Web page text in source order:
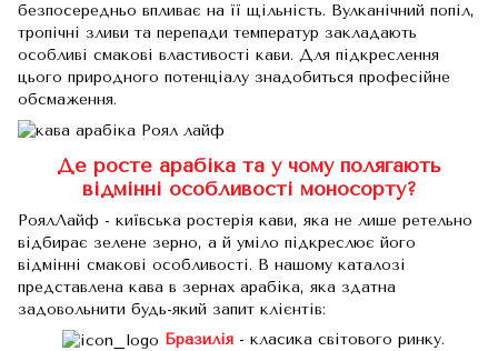
безпосередньо впливає на її щільність. Вулканічний попіл,
тропічні зливи та перепади температур закладають
особливі смакові властивості кави. Для підкреслення
цього природного потенціалу знадобиться професійне
обсмаження.
Де росте арабіка та у чому полягають
відмінні особливості моносорту?
РоялЛайф - київська ростерія кави, яка не лише ретельно
відбирає зелене зерно, а й уміло підкреслює його
відмінні смакові особливості. В нашому каталозі
представлена кава в зернах арабіка, яка здатна
задовольнити будь-який запит клієнтів:
Бразилія - класика світового ринку.